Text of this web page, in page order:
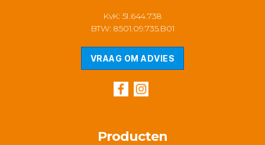
KvK: 51.644.738
BTW: 8501.09.735.B01
VRAAG OM ADVIES
Producten